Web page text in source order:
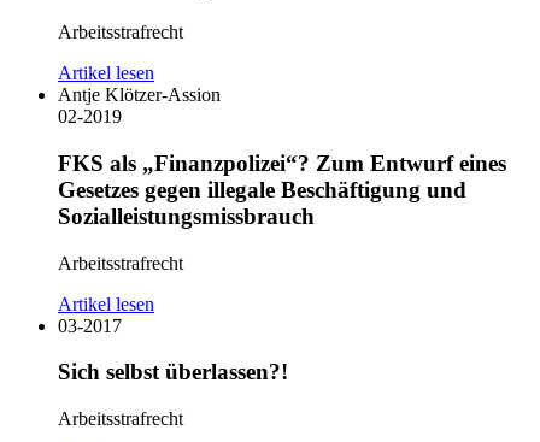
Arbeitsstrafrecht
Artikel lesen
Antje Klötzer-Assion
02-2019
FKS als „Finanzpolizei“? Zum Entwurf eines
Gesetzes gegen illegale Beschäftigung und
Sozialleistungsmissbrauch
Arbeitsstrafrecht
Artikel lesen
03-2017
Sich selbst überlassen?!
Arbeitsstrafrecht